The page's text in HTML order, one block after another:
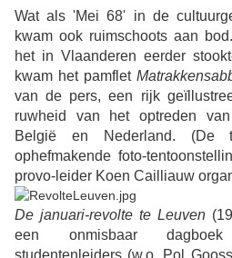
Wat als 'Mei 68' in de
kwam ook ruimschoots aan
het in Vlaanderen eerder
kwam het pamflet
van de pers, een rijk
ruwheid van het optreden
België en Nederland. (De
ophefmakende foto-
provo-leider Koen Cailliauw
De januari-revolte te Leuven
een onmisbaar
studentenleiders (w.o. Pol